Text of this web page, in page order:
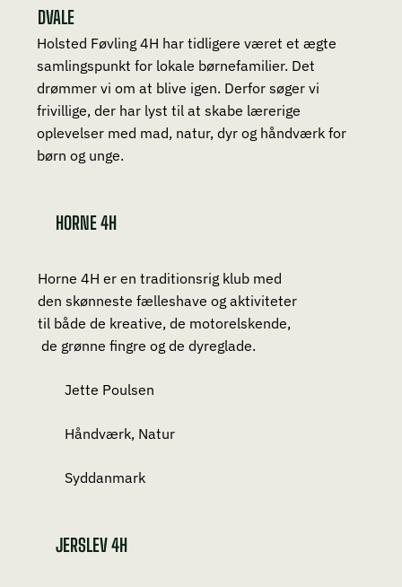
DVALE
Holsted Føvling 4H har tidligere været et ægte
samlingspunkt for lokale børnefamilier. Det
drømmer vi om at blive igen. Derfor søger vi
frivillige, der har lyst til at skabe lærerige
oplevelser med mad, natur, dyr og håndværk for
børn og unge.
HORNE 4H
Horne 4H er en traditionsrig klub med
den skønneste fælleshave og aktiviteter
til både de kreative, de motorelskende,
de grønne fingre og de dyreglade.
Håndværk, Natur
Jette Poulsen
Syddanmark
JERSLEV 4H